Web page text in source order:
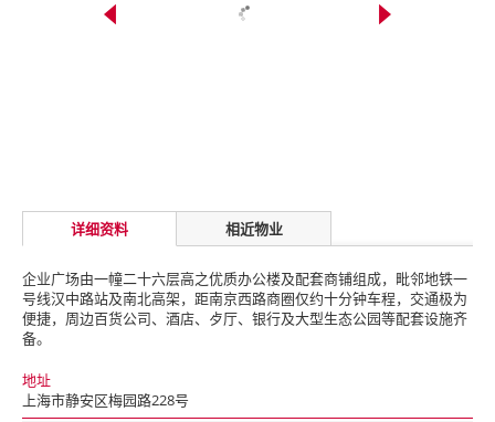
详细资料 相近物业
企业广场由一幢二十六层高之优质办公楼及配套商铺组成，毗邻地铁一
号线汉中路站及南北高架，距南京西路商圈仅约十分钟车程，交通极为
便捷，周边百货公司、酒店、歺厅、银行及大型生态公园等配套设施齐
备。
地址
上海市静安区梅园路228号